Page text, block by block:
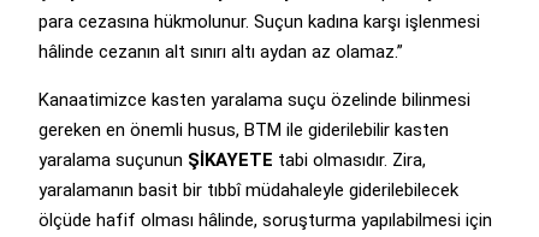
para cezasına hükmolunur. Suçun kadına karşı işlenmesi
hâlinde cezanın alt sınırı altı aydan az olamaz.”
Kanaatimizce kasten yaralama suçu özelinde bilinmesi
gereken en önemli husus, BTM ile giderilebilir kasten
yaralama suçunun ŞİKAYETE tabi olmasıdır. Zira,
yaralamanın basit bir tıbbî müdahaleyle giderilebilecek
ölçüde hafif olması hâlinde, soruşturma yapılabilmesi için